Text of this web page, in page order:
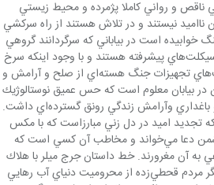
پساهسته‌اي كه حيات با بدني ناقص و رواني كاملا پژمرده و محيط زيستي
نيستند و در تلاش هستند از راه سركشي
خوابيده است در بياباني كه سرگردانند گروهي
از سرخ‌پوستان را مي‌بينيم كه به جاي سوار بر اسب مجهز به موتوسيكلت‌هاي پيشرفته هستند و با وجود اينكه سرخ
پوستان هم از تكنولوژي منتفع مي‌شوند اما شوربختانه بر اثر آسيب‌هاي تجهيزات جنگ هسته‌اي از صلح و آرامش و
و كشاورزي بهره‌مند نيستند و از راه ديالوگ‌هاي‌شان در بيابان معلوم است كه حس عميق نوستالوژيك
براي گذشته‌اي دارند كه آن زمين‌ها حاصلخيز بودند و كشاورزي و باغداري وآرامش زندگي رونق گسترده‌اي داشت.
در آن بيابان جلوه‌اي هنري است كه تجديد اميد در دل زني مبارزاست كه با مكس
هدايت شورش را برعهده دارد. زني رنجور كه در زمان محاصره دشمن دعا مي‌خواند و مخاطب آن كسي است كه
از تجهيزات نظامي دارد كه انسان‌هاي طاغي به آن مغرورند. خط داستان جرج ميلر با هلاك
شدن جو تبهكار و نابودي‌ دار و دسته‌اش به پايان مي‌رسد و بار ديگر مردم قحطي‌زده از محروميت دنياي آب رهايي